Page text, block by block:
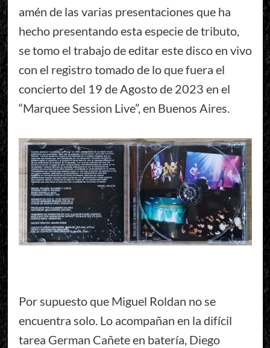
amén de las varias presentaciones que ha
hecho presentando esta especie de tributo,
se tomo el trabajo de editar este disco en vivo
con el registro tomado de lo que fuera el
concierto del 19 de Agosto de 2023 en el
“Marquee Session Live”, en Buenos Aires.
Por supuesto que Miguel Roldan no se
encuentra solo. Lo acompañan en la difícil
tarea German Cañete en batería, Diego